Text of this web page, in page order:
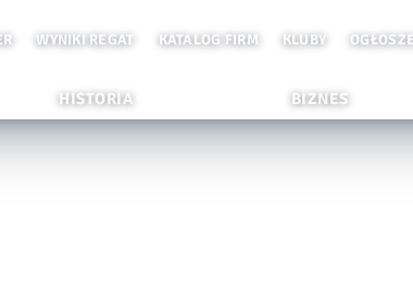
WYNIKI REGAT KATALOG FIRM KLUBY
HISTORIA BIZNES